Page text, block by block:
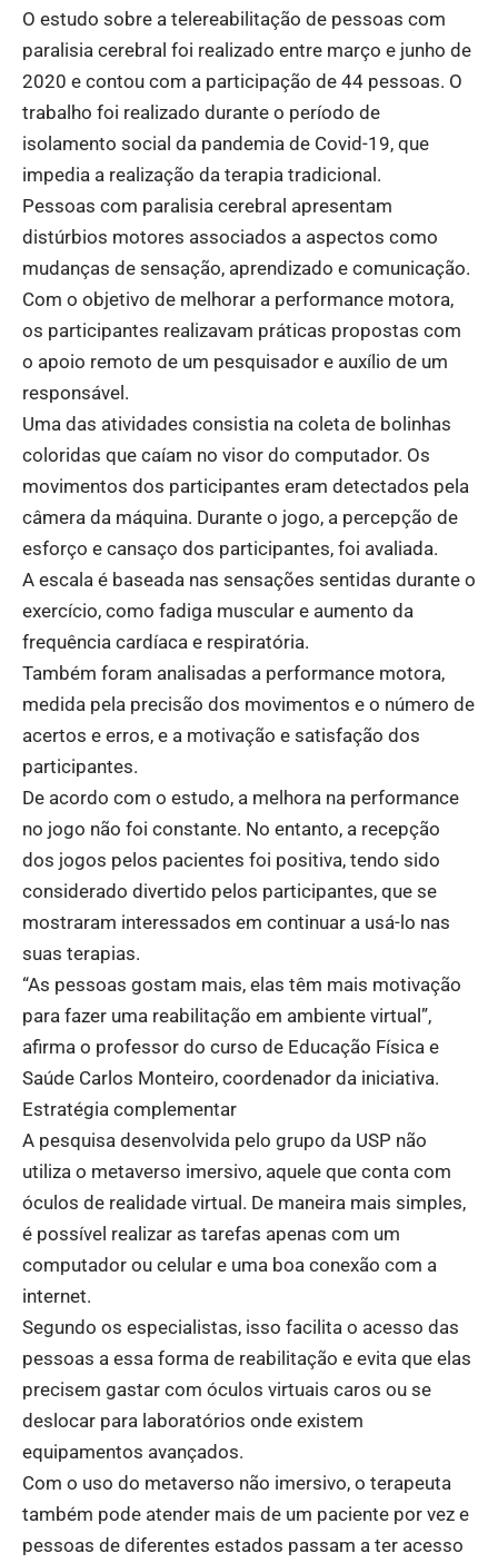
O estudo sobre a telereabilitação de pessoas com
paralisia cerebral foi realizado entre março e junho de
2020 e contou com a participação de 44 pessoas. O
trabalho foi realizado durante o período de
isolamento social da pandemia de Covid-19, que
impedia a realização da terapia tradicional.
Pessoas com paralisia cerebral apresentam
distúrbios motores associados a aspectos como
mudanças de sensação, aprendizado e comunicação.
Com o objetivo de melhorar a performance motora,
os participantes realizavam práticas propostas com
o apoio remoto de um pesquisador e auxílio de um
responsável.
Uma das atividades consistia na coleta de bolinhas
coloridas que caíam no visor do computador. Os
movimentos dos participantes eram detectados pela
câmera da máquina. Durante o jogo, a percepção de
esforço e cansaço dos participantes, foi avaliada.
A escala é baseada nas sensações sentidas durante o
exercício, como fadiga muscular e aumento da
frequência cardíaca e respiratória.
Também foram analisadas a performance motora,
medida pela precisão dos movimentos e o número de
acertos e erros, e a motivação e satisfação dos
participantes.
De acordo com o estudo, a melhora na performance
no jogo não foi constante. No entanto, a recepção
dos jogos pelos pacientes foi positiva, tendo sido
considerado divertido pelos participantes, que se
mostraram interessados em continuar a usá-lo nas
suas terapias.
“As pessoas gostam mais, elas têm mais motivação
para fazer uma reabilitação em ambiente virtual”,
afirma o professor do curso de Educação Física e
Saúde Carlos Monteiro, coordenador da iniciativa.
Estratégia complementar
A pesquisa desenvolvida pelo grupo da USP não
utiliza o metaverso imersivo, aquele que conta com
óculos de realidade virtual. De maneira mais simples,
é possível realizar as tarefas apenas com um
computador ou celular e uma boa conexão com a
internet.
Segundo os especialistas, isso facilita o acesso das
pessoas a essa forma de reabilitação e evita que elas
precisem gastar com óculos virtuais caros ou se
deslocar para laboratórios onde existem
equipamentos avançados.
Com o uso do metaverso não imersivo, o terapeuta
também pode atender mais de um paciente por vez e
pessoas de diferentes estados passam a ter acesso